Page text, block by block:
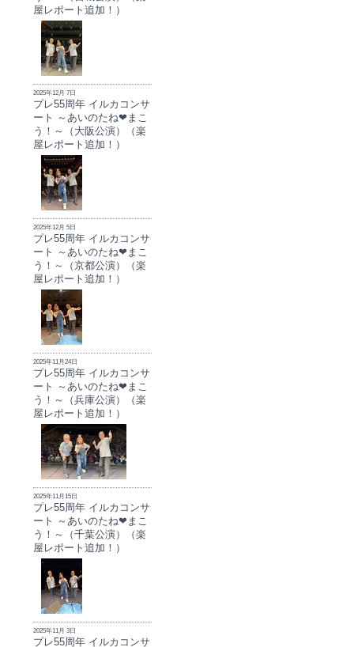
屋レポート追加！）
2025年12月 7日
プレ55周年 イルカコンサ
ート ～あいのたね❤まこ
う！～（大阪公演）（楽
屋レポート追加！）
2025年12月 5日
プレ55周年 イルカコンサ
ート ～あいのたね❤まこ
う！～（京都公演）（楽
屋レポート追加！）
2025年11月24日
プレ55周年 イルカコンサ
ート ～あいのたね❤まこ
う！～（兵庫公演）（楽
屋レポート追加！）
2025年11月15日
プレ55周年 イルカコンサ
ート ～あいのたね❤まこ
う！～（千葉公演）（楽
屋レポート追加！）
2025年11月 3日
プレ55周年 イルカコンサ